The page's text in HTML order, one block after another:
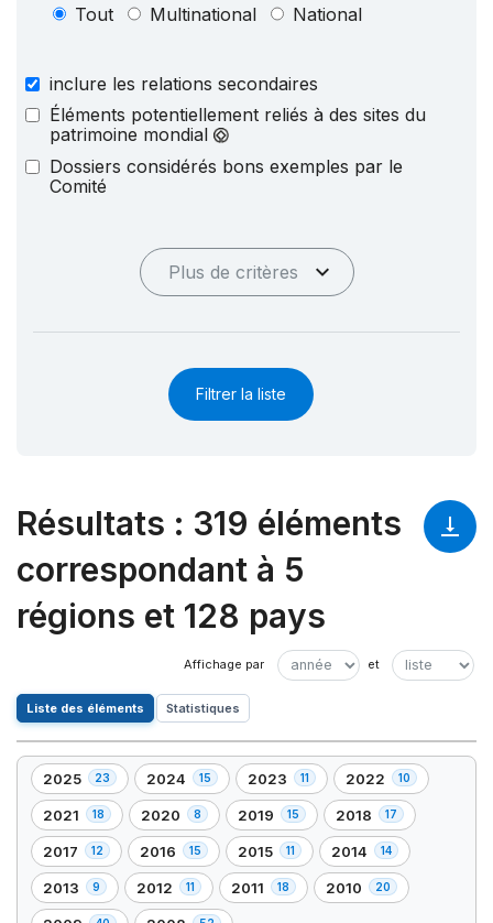
Tout Multinational National
inclure les relations secondaires
Éléments potentiellement reliés à des sites du
patrimoine mondial
Dossiers considérés bons exemples par le
Comité
Plus de critères
Filtrer la liste
Résultats : 319 éléments
correspondant à 5
régions et 128 pays
Liste des éléments Statistiques
2025 23
,
23
élément(s)
2024 15
,
15
élément(s)
2023 11
,
11
élément(s)
2022 10
,
10
élément(s)
2021 18
,
18
élément(s)
2020 8
,
8
élément(s)
2019 15
,
15
élément(s)
2018 17
,
17
élément(s)
2017 12
,
12
élément(s)
2016 15
,
15
élément(s)
2015 11
,
11
élément(s)
2014 14
,
14
élément(s)
2013 9
,
9
2012 11
,
11
2011 18
,
18
2010 20
,